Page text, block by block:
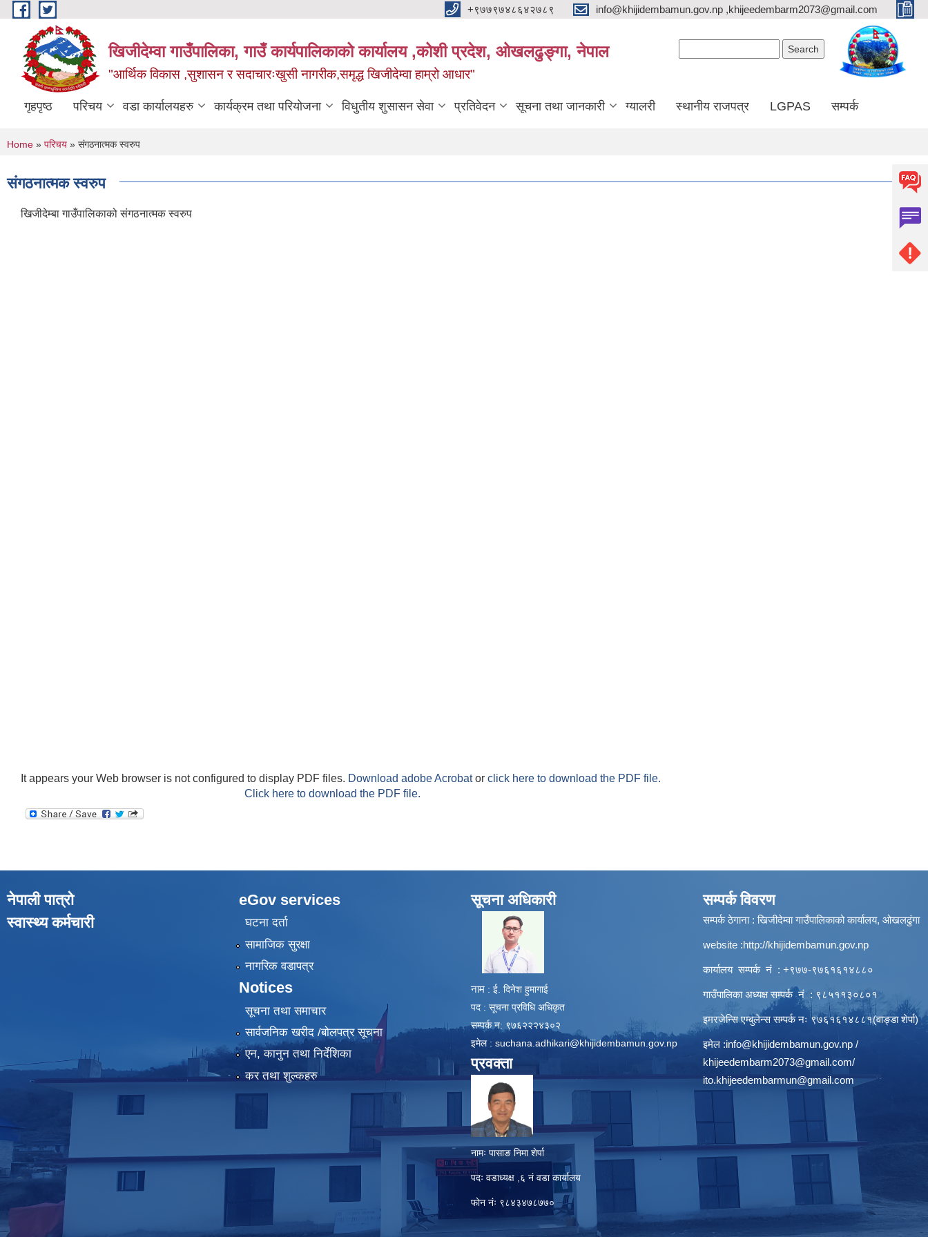
Skip to main content +९७७९७४८६४२७८९ info@khijidembamun.gov.np ,khijeedembarm2073@gmail.com
खिजीदेम्वा गाउँपालिका, गाउँ कार्यपालिकाको कार्यालय ,कोशी प्रदेश, ओखलढुङ्गा, नेपाल
"आर्थिक विकास ,सुशासन र सदाचारःखुसी नागरीक,समृद्ध खिजीदेम्वा हाम्रो आधार"
गृहपृष्ठ परिचय वडा कार्यालयहरु कार्यक्रम तथा परियोजना विधुतीय शुसासन सेवा प्रतिवेदन सूचना तथा जानकारी ग्यालरी स्थानीय राजपत्र LGPAS सम्पर्क
You are here
Home » परिचय » संगठनात्मक स्वरुप
संगठनात्मक स्वरुप
खिजीदेम्बा गाउँपालिकाको संगठनात्मक स्वरुप
It appears your Web browser is not configured to display PDF files. Download adobe Acrobator click here to download the PDF file.
Click here to download the PDF file.
नेपाली पात्रो
स्वास्थ्य कर्मचारी
eGov services
घटना दर्ता
सामाजिक सुरक्षा
नागरिक वडापत्र
Notices
सूचना तथा समाचार
सार्वजनिक खरीद /बोलपत्र सूचना
एन, कानुन तथा निर्देशिका
कर तथा शुल्कहरु
सूचना अधिकारी
नाम : ई. दिनेश हुमागाई
पद : सूचना प्रविधि अधिकृत
सम्पर्क न: ९७६२२२४३०२
इमेल : suchana.adhikari@khijidembamun.gov.np
प्रवक्ता
नामः पासाङ निमा शेर्पा
पदः वडाध्यक्ष ,६ नं वडा कार्यालय
फाेन नंः ९८४३४७८७७०
सम्पर्क विवरण
सम्पर्क ठेगाना : खिजीदेम्वा गाउँपालिकाको कार्यालय, ओखलढुंगा
website :http://khijidembamun.gov.np
कार्यालय सम्पर्क नं : +९७७-९७६१६१४८८०
गाउँपालिका अध्यक्ष सम्पर्क नं : ९८५११३०८०१
इमरजेन्सि एम्बुलेन्स सम्पर्क न‌ः ९७६१६१४८८१(वाङ्डा शेर्पा)
इमेल :info@khijidembamun.gov.np /
khijeedembarm2073@gmail.com/
ito.khijeedembarmun@gmail.com